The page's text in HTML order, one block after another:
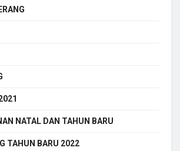
NATAL DAN TAHUN BARU
TAHUN BARU 2022